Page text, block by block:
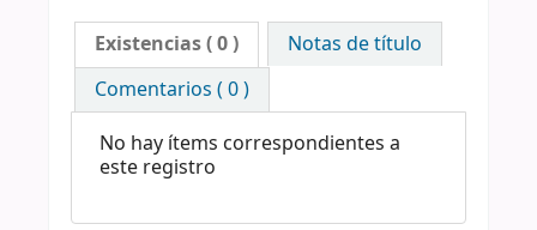
Existencias( 0 )
Notas de título
Comentarios ( 0 )
No hay ítems correspondientes a
este registro